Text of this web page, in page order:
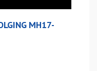
MH17-